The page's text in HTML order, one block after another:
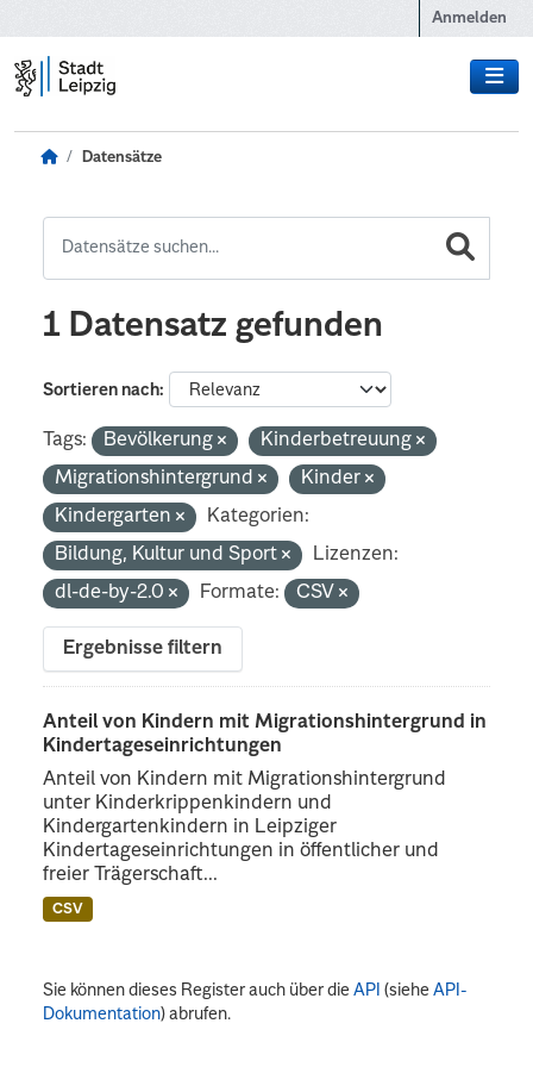
Anmelden
Datensätze
1 Datensatz gefunden
Sortieren nach
Tags: Bevölkerung
Kinderbetreuung
Migrationshintergrund
Kinder
Kindergarten
Kategorien:
Bildung, Kultur und Sport
Lizenzen:
dl-de-by-2.0
Formate: CSV
Ergebnisse filtern
Anteil von Kindern mit Migrationshintergrund in
Kindertageseinrichtungen
Anteil von Kindern mit Migrationshintergrund
unter Kinderkrippenkindern und
Kindergartenkindern in Leipziger
Kindertageseinrichtungen in öffentlicher und
freier Trägerschaft...
CSV
Sie können dieses Register auch über dieAPI (sieheAPI-
Dokumentation) abrufen.